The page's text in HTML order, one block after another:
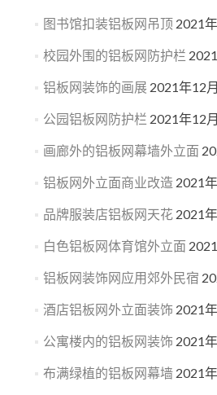
图书馆扣装铝板网吊顶 2021
校园外围的铝板网防护栏
铝板网装饰的画展 2021年12
公园铝板网防护栏 2021年12
画廊外的铝板网幕墙外立面
铝板网外立面商业改造 2021
品牌服装店铝板网天花 2021
白色铝板网体育馆外立面
铝板网装饰网应用郊外民宿
酒店铝板网外立面装饰 2021
公寓楼内的铝板网装饰 2021
布满绿植的铝板网幕墙 2021